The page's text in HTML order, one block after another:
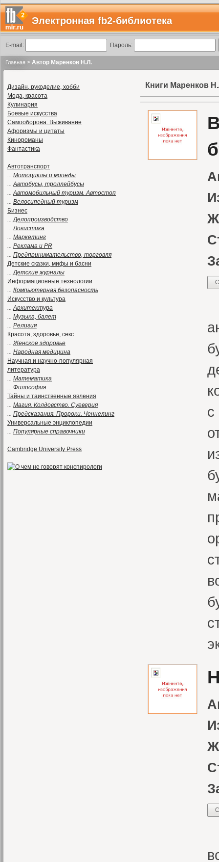
Электронная fb2-библиотека
E-mail: Пароль:
Главная > Автор Маренков Н.Л.
Дизайн, рукоделие, хобби
Мода, красота
Кулинария
Боевые искусства
Самооборона. Выживание
Афоризмы и цитаты
Кинороманы
Фантастика
Автотранспорт
... Мотоциклы и мопеды
...Автобусы, троллейбусы
...Автомобильный туризм. Автостоп
... Велосипедный туризм
Бизнес
...Делопроизводство
...Логистика
... Маркетинг
... Реклама и PR
... Предпринимательство, торговля
Детские сказки, мифы и басни
...Детские журналы
Информационные технологии
... Компьютерная безопасность
Искусство и культура
...Архитектура
... Музыка, балет
... Религия
Красота, здоровье, секс
...Женское здоровье
... Народная медицина
Научная и научно-популярная
литература
... Математика
... Философия
Тайны и таинственные явления
... Магия. Колдовство. Суеверия
... Предсказания. Пророки. Ченнелинг
Универсальные энциклопедии
... Популярные справочники
Cambridge University Press
Книги Маренков
с